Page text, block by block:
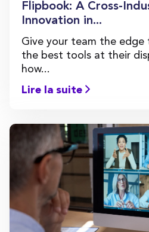
Flipbook: A Cross-
Innovation in...
Give your team the edge
the best tools at their
how...
Lire la suite